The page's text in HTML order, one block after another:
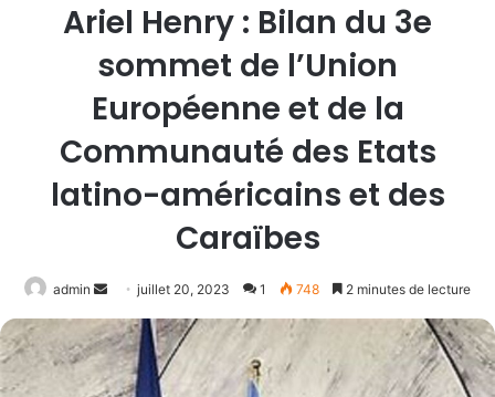
Ariel Henry : Bilan du 3e
sommet de l’Union
Européenne et de la
Communauté des Etats
latino-américains et des
Caraïbes
admin
Envoyer
un
courriel
juillet 20, 2023 1 748 2 minutes de lecture